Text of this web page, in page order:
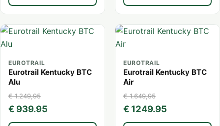
EUROTRAIL
Eurotrail Kentucky BTC
Alu
€ 1.249,95
€ 939.95
EUROTRAIL
Eurotrail Kentucky BTC
Air
€ 1.649,95
€ 1249.95